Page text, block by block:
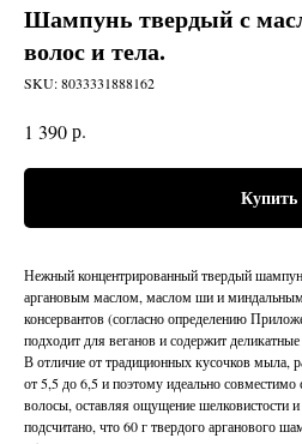
Шампунь твердый с
волос и тела.
SKU:8033331888162
1 390р.
Купить
Нежный концентрированный твердый
аргановым маслом, маслом ши и
консервантов (согласно определению
подходит для веганов и содержит
В отличие от традиционных кусочков мыла,
от 5,5 до 6,5 и поэтому идеально
волосы, оставляя ощущение шелковистости
подсчитано, что 60 г твердого арганового